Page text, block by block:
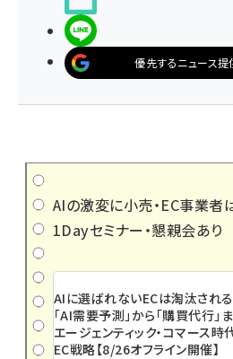
優先するニュース
AIの激変に小売・EC事業者
1Dayセミナー・懇親会あり
AIに選ばれないECは淘汰される
「AI需要予測」から「購買代行」
エージェンティック・コマース時
EC戦略【8/26オフライン開催】